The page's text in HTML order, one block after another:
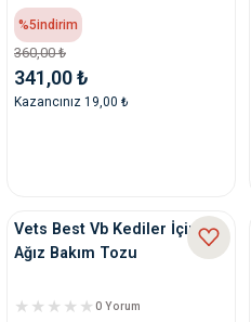
Su Kabları
Kemikleri
Seyahat Ürünleri
%5indirim
360,00 ₺
341,00 ₺
Kazancınız 19,00 ₺
Vets Best Vb Kediler İçin
Ağız Bakım Tozu
0 Yorum